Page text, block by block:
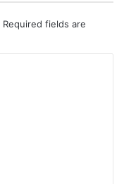
Required fields are